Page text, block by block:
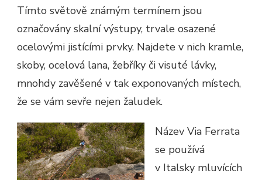
Tímto světově známým termínem jsou
označovány skalní výstupy, trvale osazené
ocelovými jistícími prvky. Najdete v nich kramle,
skoby, ocelová lana, žebříky či visuté lávky,
mnohdy zavěšené v tak exponovaných místech,
že se vám sevře nejen žaludek.
Název Via Ferrata
se používá
v Italsky mluvících